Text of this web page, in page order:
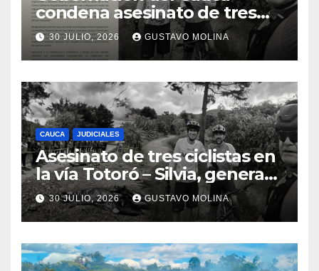
condena asesinato de tres
ciudadanos y exige medidas
urgentes al Gobierno
Nacional
30 JULIO, 2026 GUSTAVO MOLINA
CAUCA JUDICIALES
Asesinato de tres ciclistas en
la vía Totoró – Silvia, genera
consternación en el Cauca
30 JULIO, 2026 GUSTAVO MOLINA